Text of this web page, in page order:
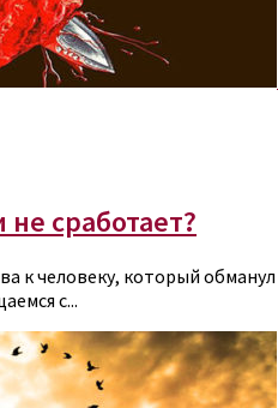
сработает?
к человеку, который
с...